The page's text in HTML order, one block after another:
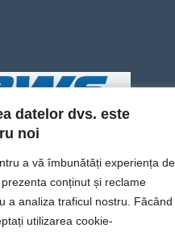
datelor dvs. este
noi
a vă îmbunătăți experiența de
conținut și reclame
a analiza traficul nostru. Făcând
utilizarea cookie-